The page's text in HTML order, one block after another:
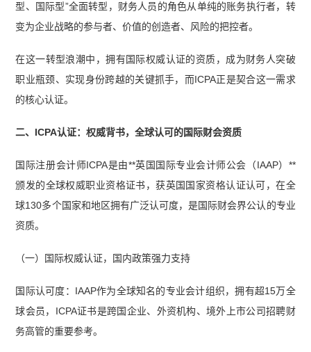
型、国际型”全面转型，财务人员的角色从单纯的账务执行者，转
变为企业战略的参与者、价值的创造者、风险的把控者。
在这一转型浪潮中，拥有国际权威认证的资质，成为财务人突破
职业瓶颈、实现身份跨越的关键抓手，而ICPA正是契合这一需求
的核心认证。
二、ICPA认证：权威背书，全球认可的国际财会资质
国际注册会计师ICPA是由**英国国际专业会计师公会（IAAP）**
颁发的全球权威职业资格证书，获英国国家资格认证认可，在全
球130多个国家和地区拥有广泛认可度，是国际财会界公认的专业
资质。
（一）国际权威认证，国内政策强力支持
国际认可度：IAAP作为全球知名的专业会计组织，拥有超15万全
球会员，ICPA证书是跨国企业、外资机构、境外上市公司招聘财
务高管的重要参考。